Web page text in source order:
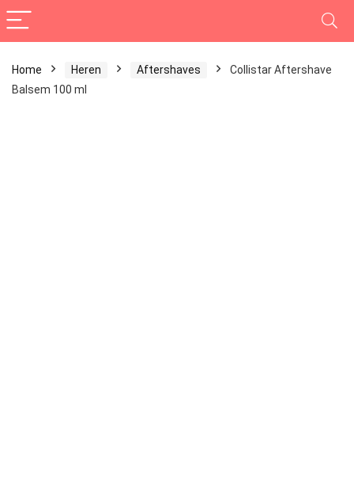
Home Heren Aftershaves
Collistar Aftershave
Balsem 100 ml